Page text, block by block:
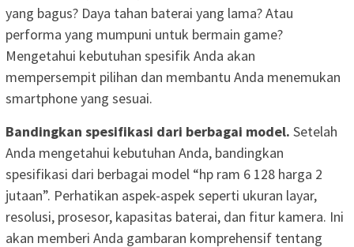
yang bagus? Daya tahan baterai yang lama? Atau
performa yang mumpuni untuk bermain game?
Mengetahui kebutuhan spesifik Anda akan
mempersempit pilihan dan membantu Anda menemukan
smartphone yang sesuai.
Bandingkan spesifikasi dari berbagai model. Setelah
Anda mengetahui kebutuhan Anda, bandingkan
spesifikasi dari berbagai model “hp ram 6 128 harga 2
jutaan”. Perhatikan aspek-aspek seperti ukuran layar,
resolusi, prosesor, kapasitas baterai, dan fitur kamera. Ini
akan memberi Anda gambaran komprehensif tentang